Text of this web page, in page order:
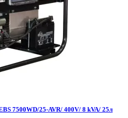
7500WD/25-AVR/ 400V/ 8 kVA/ 25л